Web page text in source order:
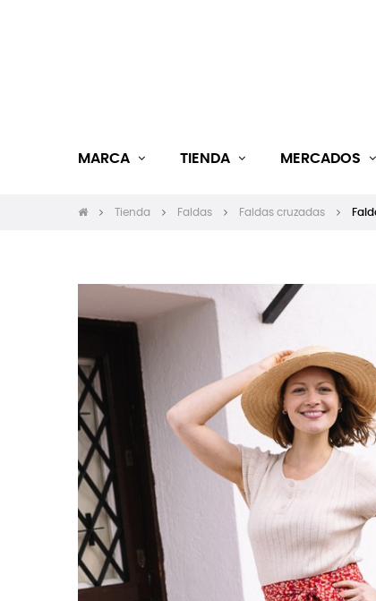
MARCA TIENDA MERCADOS
Tienda Faldas Faldas cruzadas